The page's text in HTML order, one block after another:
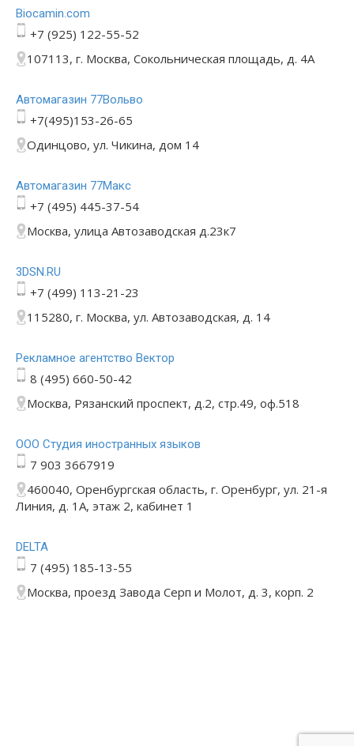
Bioсamin.com
+7 (925) 122-55-52
107113, г. Москва, Сокольническая площадь, д. 4А
Автомагазин 77Вольво
+7(495)153-26-65
Одинцово, ул. Чикина, дом 14
Автомагазин 77Макс
+7 (495) 445-37-54
Москва, улица Автозаводская д.23к7
3DSN.RU
+7 (499) 113-21-23
115280, г. Москва, ул. Автозаводская, д. 14
Рекламное агентство Вектор
8 (495) 660-50-42
Москва, Рязанский проспект, д.2, стр.49, оф.518
ООО Студия иностранных языков
7 903 3667919
460040, Оренбургская область, г. Оренбург, ул. 21-я
Линия, д. 1А, этаж 2, кабинет 1
DELTA
7 (495) 185-13-55
Москва, проезд Завода Серп и Молот, д. 3, корп. 2